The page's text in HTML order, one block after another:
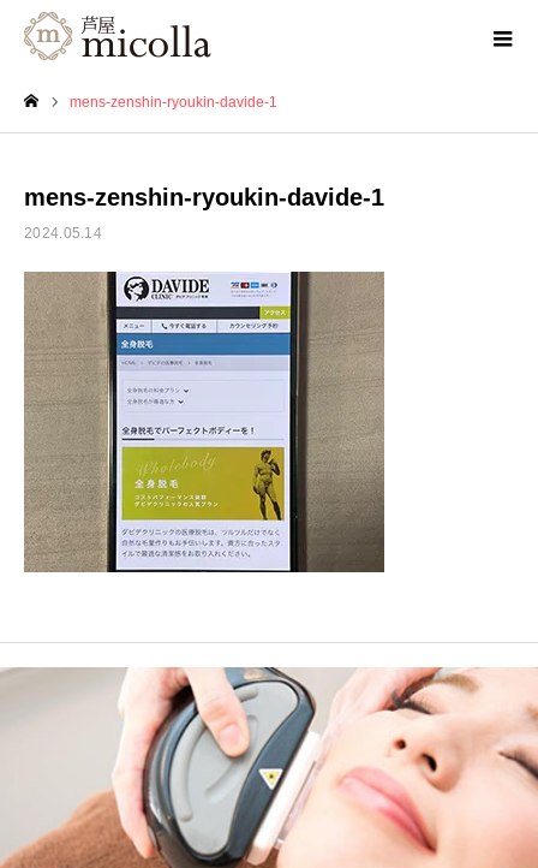
mens-zenshin-ryoukin-davide-1
mens-zenshin-ryoukin-davide-1
2024.05.14